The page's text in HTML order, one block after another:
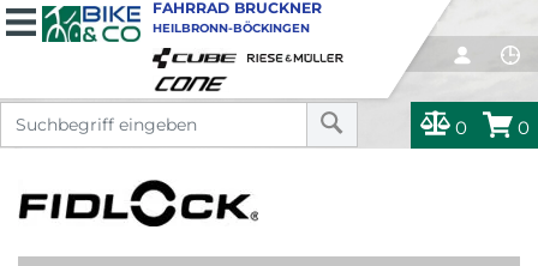
0 0
FAHRRAD BRUCKNER
HEILBRONN-BÖCKINGEN